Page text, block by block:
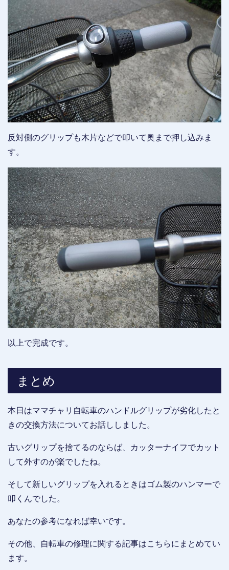
反対側のグリップも木片などで叩いて奥まで押し込みま
す。
以上で完成です。
まとめ
本日はママチャリ自転車のハンドルグリップが劣化したと
きの交換方法についてお話ししました。
古いグリップを捨てるのならば、カッターナイフでカット
して外すのが楽でしたね。
そして新しいグリップを入れるときはゴム製のハンマーで
叩くんでした。
あなたの参考になれば幸いです。
その他、自転車の修理に関する記事はこちらにまとめてい
ます。